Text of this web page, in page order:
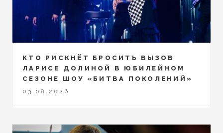
КТО РИСКНЁТ БРОСИТЬ ВЫЗОВ
ЛАРИСЕ ДОЛИНОЙ В ЮБИЛЕЙНОМ
СЕЗОНЕ ШОУ «БИТВА ПОКОЛЕНИЙ»
03.08.2026